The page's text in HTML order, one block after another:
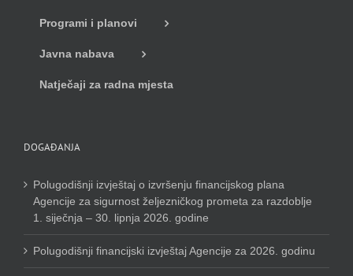
Programi i planovi
Javna nabava
Natječaji za radna mjesta
DOGAĐANJA
Polugodišnji izvještaj o izvršenju financijskog plana
Agencije za sigurnost željezničkog prometa za razdoblje
1. siječnja – 30. lipnja 2026. godine
Polugodišnji financijski izvještaj Agencije za 2026. godinu